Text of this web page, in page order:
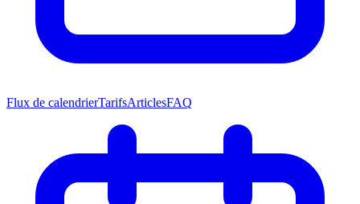
Flux de calendrierTarifsArticlesFAQ